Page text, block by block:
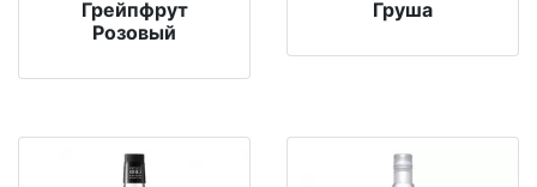
Грейпфрут
Розовый
Груша